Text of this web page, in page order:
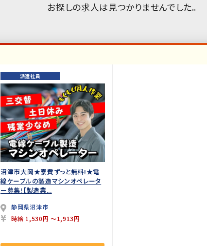
お探しの求人は見つかりませんでした。
派遣社員
沼津市大岡★寮費ずっと無料!★電
線ケーブルの製造マシンオペレータ
ー募集!【製造業...
静岡県沼津市
時給 1,530円 ～1,913円